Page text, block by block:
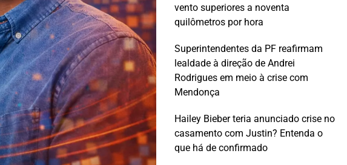
vento superiores a noventa
quilômetros por hora
Superintendentes da PF reafirmam
lealdade à direção de Andrei
Rodrigues em meio à crise com
Mendonça
Hailey Bieber teria anunciado crise no
casamento com Justin? Entenda o
que há de confirmado